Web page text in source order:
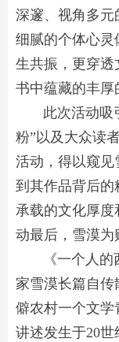
深邃、视角多
细腻的个体心
生共振，更穿透
书中蕴藏的丰厚
此次活动吸引
粉”以及大众读
活动，得以窥见
到其作品背后
承载的文化厚
动最后，雪漠为
《一个人的西
家雪漠长篇自
僻农村一个文学
讲述发生于20